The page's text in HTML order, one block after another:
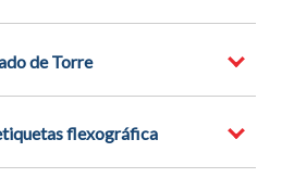
de Torre
flexográfica